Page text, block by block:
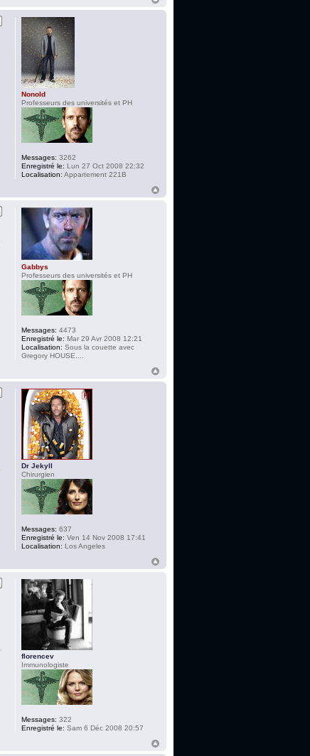
Nonold
Professeurs des universités et PH
Messages: 3262
Enregistré le: Lun 27 Oct 2008 22:32
Localisation: Appartement 221B
Gabbys
Professeurs des universités et PH
Messages: 4473
Enregistré le: Mar 29 Avr 2008 12:21
Localisation: Sous la couette avec
Gregory HOUSE....
Dr Jekyll
Chirurgien
Messages: 637
Enregistré le: Ven 14 Nov 2008 17:41
Localisation: Los Angeles
florencev
Immunologiste
Messages: 322
Enregistré le: Sam 6 Déc 2008 20:57